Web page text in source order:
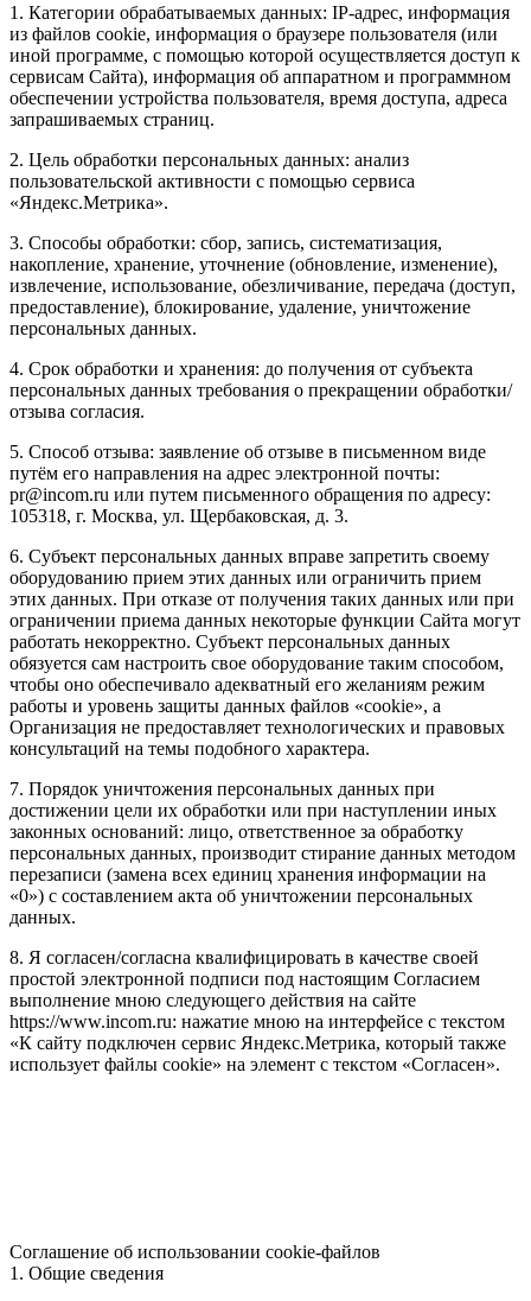
1. Категории обрабатываемых данных: IP-адрес, информация
из файлов cookie, информация о браузере пользователя (или
иной программе, с помощью которой осуществляется доступ к
сервисам Сайта), информация об аппаратном и программном
обеспечении устройства пользователя, время доступа, адреса
запрашиваемых страниц.
2. Цель обработки персональных данных: анализ
пользовательской активности с помощью сервиса
«Яндекс.Метрика».
3. Способы обработки: сбор, запись, систематизация,
накопление, хранение, уточнение (обновление, изменение),
извлечение, использование, обезличивание, передача (доступ,
предоставление), блокирование, удаление, уничтожение
персональных данных.
4. Срок обработки и хранения: до получения от субъекта
персональных данных требования о прекращении обработки/
отзыва согласия.
5. Способ отзыва: заявление об отзыве в письменном виде
путём его направления на адрес электронной почты:
pr@incom.ru или путем письменного обращения по адресу:
105318, г. Москва, ул. Щербаковская, д. 3.
6. Субъект персональных данных вправе запретить своему
оборудованию прием этих данных или ограничить прием
этих данных. При отказе от получения таких данных или при
ограничении приема данных некоторые функции Сайта могут
работать некорректно. Субъект персональных данных
обязуется сам настроить свое оборудование таким способом,
чтобы оно обеспечивало адекватный его желаниям режим
работы и уровень защиты данных файлов «cookie», а
Организация не предоставляет технологических и правовых
консультаций на темы подобного характера.
7. Порядок уничтожения персональных данных при
достижении цели их обработки или при наступлении иных
законных оснований: лицо, ответственное за обработку
персональных данных, производит стирание данных методом
перезаписи (замена всех единиц хранения информации на
«0») с составлением акта об уничтожении персональных
данных.
8. Я согласен/согласна квалифицировать в качестве своей
простой электронной подписи под настоящим Согласием
выполнение мною следующего действия на сайте
https://www.incom.ru: нажатие мною на интерфейсе с текстом
«К сайту подключен сервис Яндекс.Метрика, который также
использует файлы cookie» на элемент с текстом «Согласен».
Соглашение об использовании cookie-файлов
1. Общие сведения